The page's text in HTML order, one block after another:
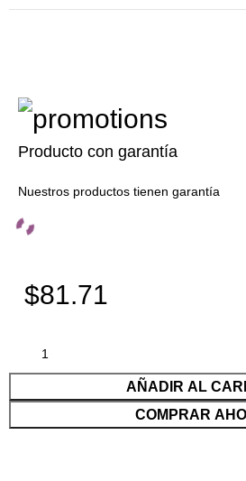
Producto con garantía
Nuestros productos tienen garantía
$81.71
AÑADIR AL
COMPRAR